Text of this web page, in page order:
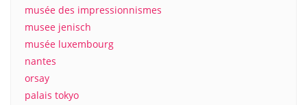
musée des impressionnismes
musee jenisch
musée luxembourg
nantes
orsay
palais tokyo